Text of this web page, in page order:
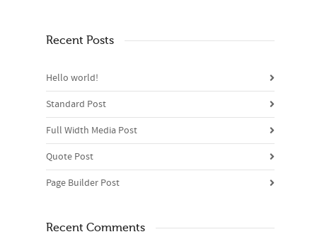
Recent Posts
Hello world!
Standard Post
Full Width Media Post
Quote Post
Page Builder Post
Recent Comments